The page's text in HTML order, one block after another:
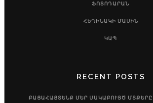
ՖՈՏՈԴԱՐԱՆ
ՀԵՂԻՆԱԿԻ ՄԱՍԻՆ
ԿԱՊ
RECENT POSTS
ԲԱՑԱՀԱՅՏԵՆՔ ՄԵՐ ՄԱԿԱԲՈՒՅԾ